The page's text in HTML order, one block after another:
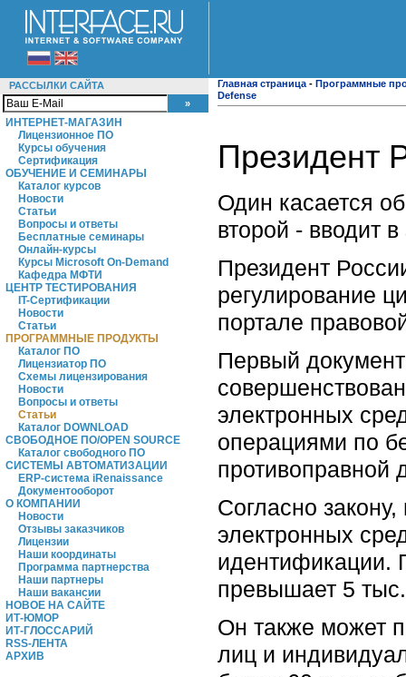
РАССЫЛКИ САЙТА
ИНТЕРНЕТ-МАГАЗИН
Лицензионное ПО
Курсы обучения
Сертификация
ОБУЧЕНИЕ И СЕМИНАРЫ
Каталог курсов
Новости
Статьи
Вопросы и ответы
Бесплатные семинары
Онлайн-курсы
Курсы Microsoft On-Demand
Кафедра МФТИ
ЦЕНТР ТЕСТИРОВАНИЯ
IT-Сертификации
Новости
Статьи
ПРОГРАММНЫЕ ПРОДУКТЫ
Каталог ПО
Лицензиатор ПО
Схемы лицензирования
Новости
Вопросы и ответы
Статьи
Каталог DOWNLOAD
СВОБОДНОЕ ПО/OPEN SOURCE
Каталог свободного ПО
СИСТЕМЫ АВТОМАТИЗАЦИИ
ERP-система iRenaissance
Документооборот
О КОМПАНИИ
Новости
Отзывы заказчиков
Лицензии
Наши координаты
Программа партнерства
Наши партнеры
Наши вакансии
НОВОЕ НА САЙТЕ
ИТ-ЮМОР
ИТ-ГЛОССАРИЙ
RSS-ЛЕНТА
АРХИВ
Главная страница - Программные
Defense
Президент
Один касается
второй - вводит
Президент
регулирование
портале
Первый
электронных
операциями по
противоправной
Согласно
электронных
идентификации.
превышает 5
Он также может
лиц и